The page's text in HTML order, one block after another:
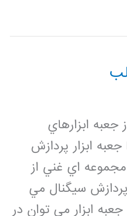
ابزارهاي
پركاربرد MATLAB جعبه ابزار پردازش
اي غني از
سيگنال مي
ابزار مي توان در